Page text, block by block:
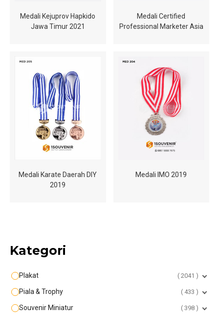
Medali Kejuprov Hapkido
Jawa Timur 2021
Medali Certified
Professional Marketer Asia
Medali Karate Daerah DIY
2019
Medali IMO 2019
Kategori
Plakat 2041
Piala & Trophy 433
Souvenir Miniatur 398